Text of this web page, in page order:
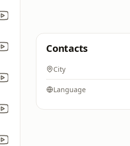
Contacts
City
Language